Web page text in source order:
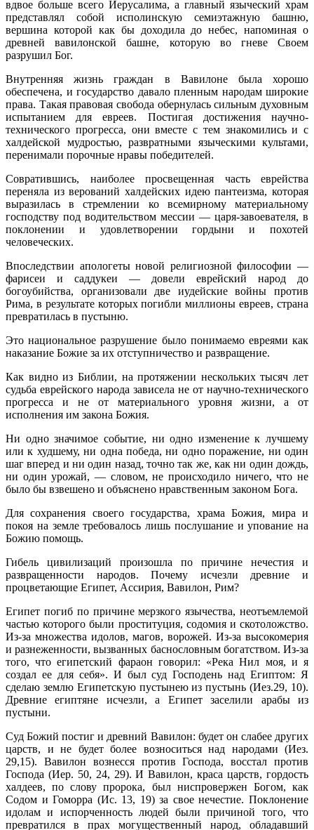
вдвое больше всего Иерусалима, а главный языческий храм
представлял собой исполинскую семиэтажную башню,
вершина которой как бы доходила до небес, напоминая о
древней вавилонской башне, которую во гневе Своем
разрушил Бог.
Внутренняя жизнь граждан в Вавилоне была хорошо
обеспечена, и го­сударство давало пленным народам широкие
права. Такая правовая сво­бода обернулась сильным духовным
испытанием для евреев. Постигая достижения научно-
технического прогресса, они вместе с тем знакомились и с
халдейской мудростью, развратными языческими культами,
перенима­ли порочные нравы победителей.
Совратившись, наиболее просвещенная часть еврейства
переняла из верований халдейских идею пантеизма, которая
выразилась в стремлении ко всемирному материальному
господству под водительством мессии — царя-завоевателя, в
поклонении и удовлетворении гордыни и похотей
человеческих.
Впоследствии апологеты новой религиозной философии —
фарисеи и саддукеи — довели еврейский народ до
богоубийства, организовали две иудейские войны против
Рима, в результате которых погибли миллионы евреев, страна
превратилась в пустыню.
Это национальное разрушение было понимаемо евреями как
наказа­ние Божие за их отступничество и развращение.
Как видно из Библии, на протяжении нескольких тысяч лет
судьба еврейского народа зависела не от научно-технического
прогресса и не от материального уровня жизни, а от
исполнения им закона Божия.
Ни одно значимое событие, ни одно изменение к лучшему
или к худшему, ни одна победа, ни одно поражение, ни один
шаг вперед и ни один назад, точно так же, как ни один дождь,
ни один урожай, — словом, не происходило ничего, что не
было бы взвешено и объяснено нравствен­ным законом Бога.
Для сохранения своего государства, храма Божия, мира и
покоя на земле требовалось лишь послушание и упование на
Божию помощь.
Гибель цивилизаций произошла по причине нечестия и
развращенно­сти народов. Почему исчезли древние и
процветающие Египет, Ассирия, Вавилон, Рим?
Египет погиб по причине мерзкого язычества, неотъемлемой
частью которого были проституция, содомия и скотоложство.
Из-за множества идолов, магов, ворожей. Из-за высокомерия
и разнеженности, вызванных баснословным богатством. Из-за
того, что египетский фараон говорил: «Река Нил моя, и я
создал ее для себя». И был суд Господень над Египтом: Я
сделаю землю Египетскую пустынею из пустынь (Иез.29, 10).
Древние египтяне исчезли, а Египет заселили арабы из
пустыни.
Суд Божий постиг и древний Вавилон: будет он слабее других
царств, и не будет более возноситься над народами (Иез.
29,15). Вавилон вознесся против Господа, восстал против
Господа (Иер. 50, 24, 29). И Вавилон, краса царств, гордость
халдеев, по слову пророка, был ниспровержен Богом, как
Содом и Гоморра (Ис. 13, 19) за свое нечестие. Поклонение
идолам и испорченность людей были причиной того, что
превратился в прах могущественный народ, обладавший